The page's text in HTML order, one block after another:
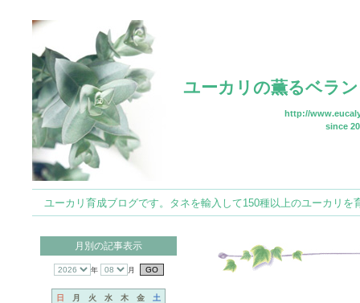
ユーカリの薫るベラ
http://
since
ユーカリ育成ブログです。タネを輸入して150種以上のユーカリ
月別の記事表示
年 月
日 月 火 水 木 金
土